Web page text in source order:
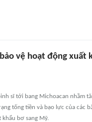
vệ hoạt động xuất
sĩ tới bang Michoacan nhằm
tống tiền và bạo lực của các
bơ sang Mỹ.